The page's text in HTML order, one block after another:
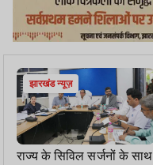
झारखंड न्यूज़
राज्य के सिविल सर्जनों के साथ